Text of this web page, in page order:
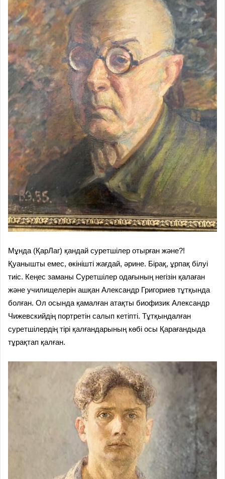
Мұнда (ҚарЛаг) қандай суретшілер отырған және?!
Қуанышты емес, өкінішті жағдай, әрине. Бірақ, ұрпақ білуі
тиіс. Кеңес заманы Суретшілер одағының негізін қалаған
және училищелерін ашқан Александр Григориев тұтқында
болған. Ол осында қамалған атақты биофизик Александр
Чижевскийдің портретін салып кетіпті. Тұтқындалған
суретшілердің тірі қалғандарының көбі осы Қарағандыда
тұрақтап қалған.